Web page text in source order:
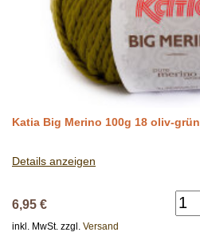
Katia Big Merino 100g 18 oliv-grün
Details anzeigen
6,95 €
inkl. MwSt. zzgl. Versand